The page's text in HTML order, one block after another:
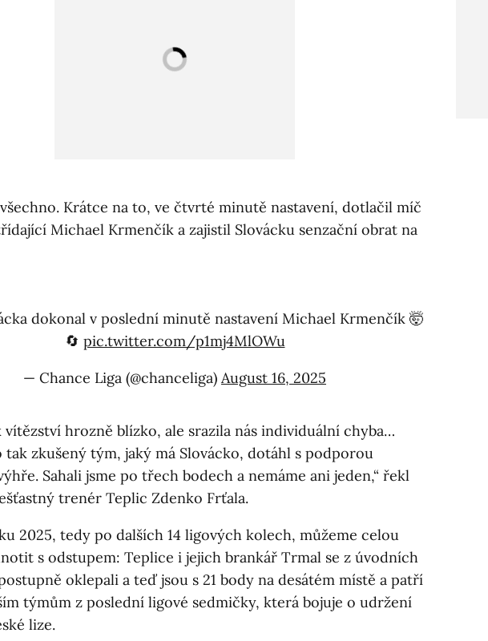
Krátce na to, ve čtvrté minutě nastavení, dotlačil míč
Michael Krmenčík a zajistil Slovácku senzační obrat na
dokonal v poslední minutě nastavení Michael Krmenčík 🤯
🔄 pic.twitter.com/p1mj4MlOWu
— Chance Liga (@chanceliga) August 16, 2025
vítězství hrozně blízko, ale srazila nás individuální chyba…
tak zkušený tým, jaký má Slovácko, dotáhl s podporou
Sahali jsme po třech bodech a nemáme ani jeden,“ řekl
trenér Teplic Zdenko Frťala.
2025, tedy po dalších 14 ligových kolech, můžeme celou
s odstupem: Teplice i jejich brankář Trmal se z úvodních
oklepali a teď jsou s 21 body na desátém místě a patří
týmům z poslední ligové sedmičky, která bojuje o udržení
lize.